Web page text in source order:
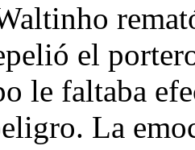
el
le faltaba
La